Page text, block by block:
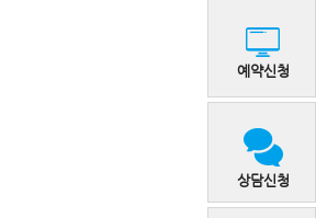
예약신청
상담신청